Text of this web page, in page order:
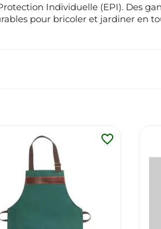
Individuelle (EPI). Des
pour bricoler et jardiner en
favorite_border